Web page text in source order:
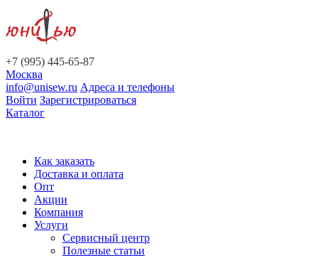
+7 (995) 445-65-87
Москва
info@unisew.ru Адреса и телефоны
Войти Зарегистрироваться
Каталог
Как заказать
Доставка и оплата
Опт
Акции
Компания
Услуги
Сервисный центр
Полезные статьи